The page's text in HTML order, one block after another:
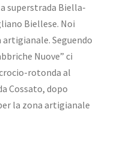
superstrada Biella-
Biellese. Noi
Seguendo
Nuove” ci
rotonda al
Cossato, dopo
la zona artigianale